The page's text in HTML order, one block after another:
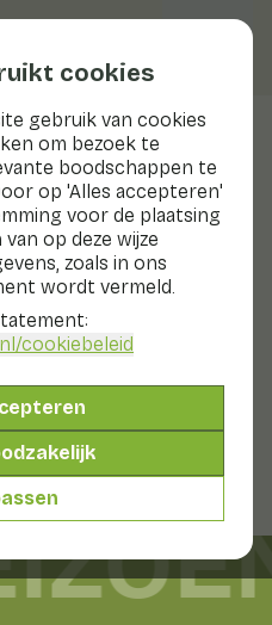
cookies
gebruik van cookies
om bezoek te
boodschappen te
op 'Alles accepteren'
voor de plaatsing
op deze wijze
zoals in ons
wordt vermeld.
/cookiebeleid
overzicht van alle
verschillende